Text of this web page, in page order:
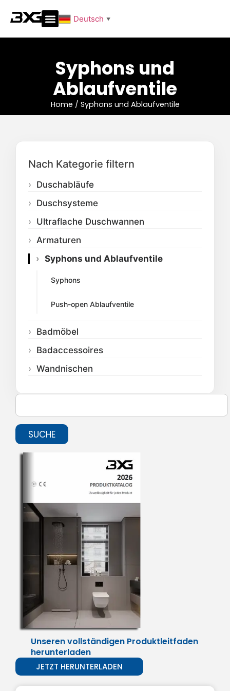
Deutsch ▼
Syphons und
Ablaufventile
Home / Syphons und Ablaufventile
Nach Kategorie filtern
Duschabläufe
Duschsysteme
Ultraflache Duschwannen
Armaturen
Syphons und Ablaufventile
Syphons
Push-open Ablaufventile
Badmöbel
Badaccessoires
Wandnischen
SUCHE
Unseren vollständigen Produktleitfaden
herunterladen
JETZT HERUNTERLADEN